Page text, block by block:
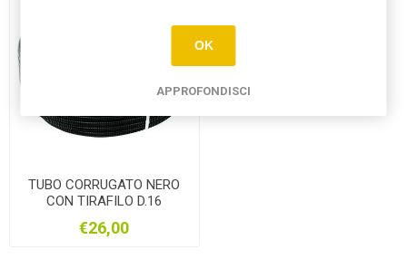
TUBO CORRUGATO NERO
CON TIRAFILO D.16
€26,00
OK
APPROFONDISCI